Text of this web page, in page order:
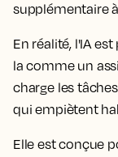
supplémentaire
En réalité, l'IA
la comme un
charge les
qui empiètent
Elle est conçue